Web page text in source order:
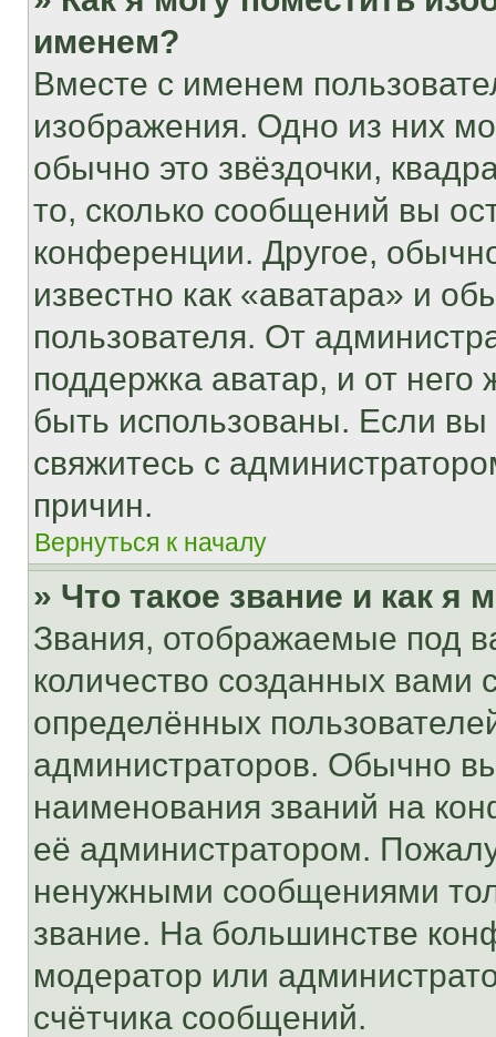
именем?
Вместе с именем
изображения. Одно из них
обычно это звёздочки,
то, сколько сообщений вы
конференции. Другое,
известно как «аватара» и
пользователя. От
поддержка аватар, и от него
быть использованы. Если
свяжитесь с
причин.
Вернуться к началу
» Что такое звание и как я
Звания, отображаемые под
количество созданных
определённых
администраторов. Обычно
наименования званий на
её администратором.
ненужными сообщениями
звание. На большинстве
модератор или
счётчика сообщений.